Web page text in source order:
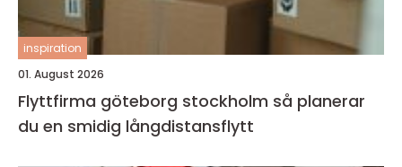
inspiration
01. August 2026
Flyttfirma göteborg stockholm så planerar
du en smidig långdistansflytt